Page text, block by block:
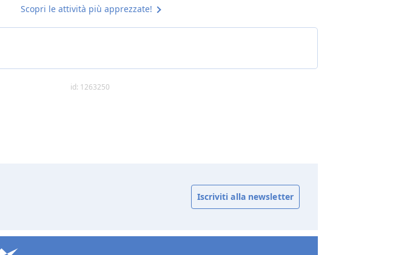
Scopri le attività più apprezzate!
id: 1263250
Iscriviti alla newsletter